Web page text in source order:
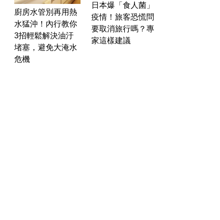
廚房水管別再用熱
水猛沖！內行教你
3招輕鬆解決油汙
堵塞，避免大淹水
危機
日本爆「食人菌」
疫情！旅客恐慌問
要取消旅行嗎？專
家這樣建議